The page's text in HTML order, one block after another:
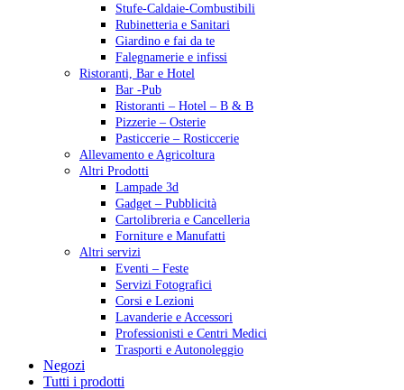
Stufe-Caldaie-Combustibili
Rubinetteria e Sanitari
Giardino e fai da te
Falegnamerie e infissi
Ristoranti, Bar e Hotel
Bar -Pub
Ristoranti – Hotel – B & B
Pizzerie – Osterie
Pasticcerie – Rosticcerie
Allevamento e Agricoltura
Altri Prodotti
Lampade 3d
Gadget – Pubblicità
Cartolibreria e Cancelleria
Forniture e Manufatti
Altri servizi
Eventi – Feste
Servizi Fotografici
Corsi e Lezioni
Lavanderie e Accessori
Professionisti e Centri Medici
Trasporti e Autonoleggio
Negozi
Tutti i prodotti